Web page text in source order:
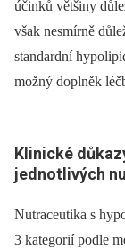
účinků většiny
však nesmírně
standardní
možný doplněk
Klinické
jednotlivých
Nutraceutika s
3 kategorií podle